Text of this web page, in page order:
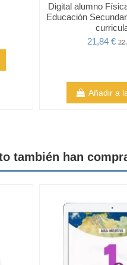
Digital alumno
Educación
21,84 €
Añadir a
también han